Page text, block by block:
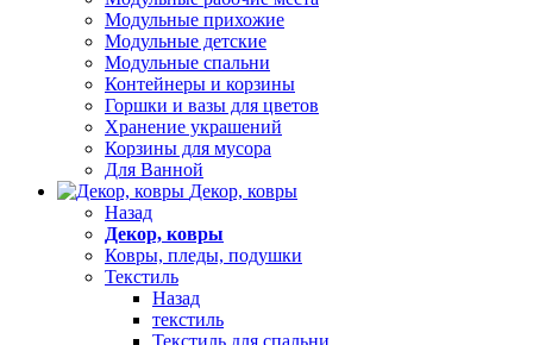
Модульные прихожие
Модульные детские
Модульные спальни
Контейнеры и корзины
Горшки и вазы для цветов
Хранение украшений
Корзины для мусора
Для Ванной
Декор, ковры
Назад
Декор, ковры
Ковры, пледы, подушки
Текстиль
Назад
текстиль